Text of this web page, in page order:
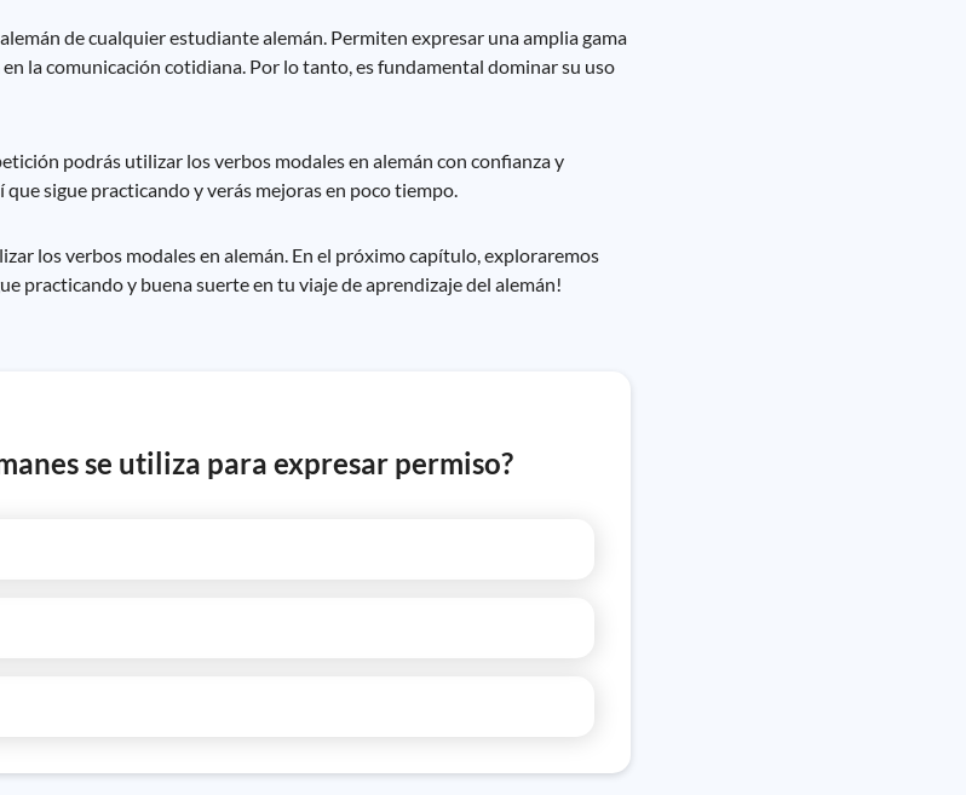
de cualquier estudiante alemán. Permiten expresar una amplia gama
la comunicación cotidiana. Por lo tanto, es fundamental dominar su uso
podrás utilizar los verbos modales en alemán con confianza y
sigue practicando y verás mejoras en poco tiempo.
los verbos modales en alemán. En el próximo capítulo, exploraremos
practicando y buena suerte en tu viaje de aprendizaje del alemán!
se utiliza para expresar permiso?